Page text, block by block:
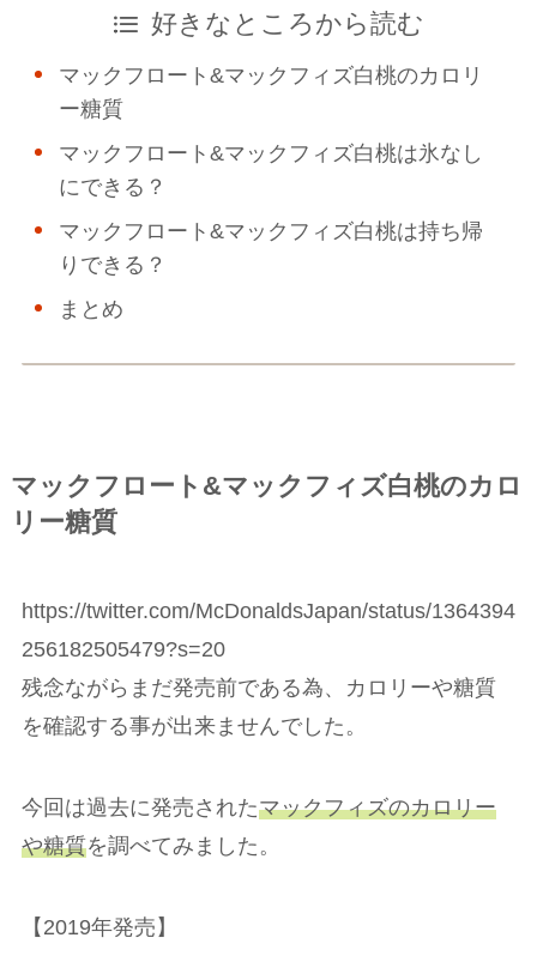
好きなところから読む
マックフロート&マックフィズ白桃のカロリ
ー糖質
マックフロート&マックフィズ白桃は氷なし
にできる？
マックフロート&マックフィズ白桃は持ち帰
りできる？
まとめ
マックフロート&マックフィズ白桃のカロ
リー糖質
https://twitter.com/McDonaldsJapan/status/1364394
256182505479?s=20
残念ながらまだ発売前である為、カロリーや糖質
を確認する事が出来ませんでした。
今回は過去に発売されたマックフィズのカロリー
や糖質を調べてみました。
【2019年発売】